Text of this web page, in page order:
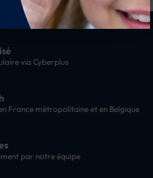
via Cyberplus
France métropolitaine et en Belgique
par notre équipe